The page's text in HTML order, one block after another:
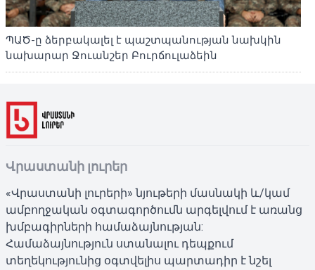
ՊԱԾ-ը ձերբակալել է պաշտպանության նախկին
նախարար Ջուանշեր Բուրճուլաձեին
Վրաստանի լուրեր
«Վրաստանի լուրերի» նյութերի մասնակի և/կամ
ամբողջական օգտագործումն արգելվում է առանց
խմբագիրների համաձայնության:
Համաձայնություն ստանալու դեպքում
տեղեկությունից օգտվելիս պարտադիր է նշել